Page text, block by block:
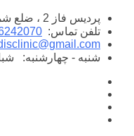
پرش
محتوا
پردیس فاز 2 ، ضلع شمال غربی میدان امام
تلفن تماس:
شنبه - چهارشنبه: